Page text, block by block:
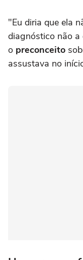
"Eu diria que ela
diagnóstico não a
o preconceito
assustava no